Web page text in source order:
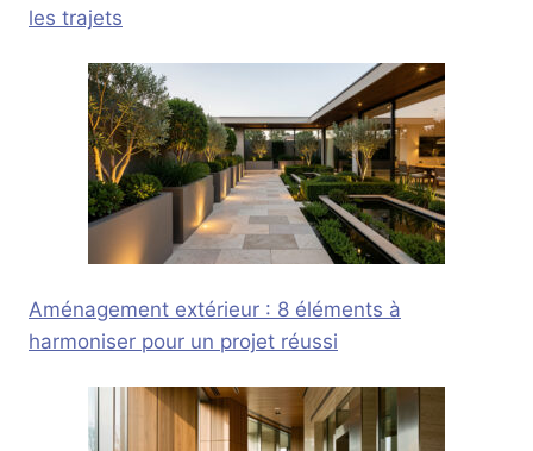
les trajets
Aménagement extérieur : 8 éléments à
harmoniser pour un projet réussi